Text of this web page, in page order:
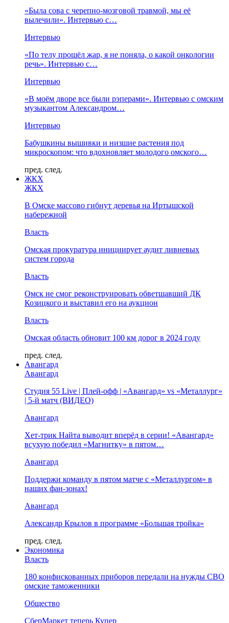
«Была сова с черепно-мозговой травмой, мы её
вылечили». Интервью с…
Интервью
«По телу прошёл жар, я не поняла, о какой онкологии
речь». Интервью с…
Интервью
«В моём дворе все были рэперами». Интервью с омским
музыкантом Александром…
Интервью
Бабушкины вышивки и низшие растения под
микроскопом: что вдохновляет молодого омского…
пред. след.
ЖКХ
ЖКХ
В Омске массово гибнут деревья на Иртышской
набережной
Власть
Омская прокуратура инициирует аудит ливневых
систем города
Власть
Омск не смог реконструировать обветшавший ДК
Козицкого и выставил его на аукцион
Власть
Омская область обновит 100 км дорог в 2024 году
пред. след.
Авангард
Авангард
Студия 55 Live | Плей-офф | «Авангард» vs «Металлург»
| 5-й матч (ВИДЕО)
Авангард
Хет-трик Найта выводит вперёд в серии! «Авангард»
всухую победил «Магнитку» в пятом…
Авангард
Поддержи команду в пятом матче с «Металлургом» в
наших фан-зонах!
Авангард
Александр Крылов в программе «Большая тройка»
пред. след.
Экономика
Власть
180 конфискованных приборов передали на нужды СВО
омские таможенники
Общество
СберМаркет теперь Купер